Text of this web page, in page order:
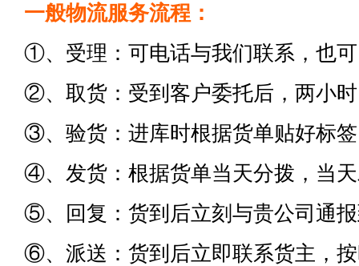
一般物流服务流程：
①、受理：可电话与我们联系，也
②、取货：受到客户委托后，两小
③、验货：进库时根据货单贴好标签
④、发货：根据货单当天分拨，当
⑤、回复：货到后立刻与贵公司通
⑥、派送：货到后立即联系货主，